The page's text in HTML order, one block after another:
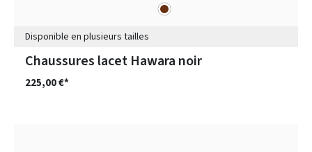
marron
Disponible en plusieurs tailles
Chaussures lacet Hawara noir
225,00 €*